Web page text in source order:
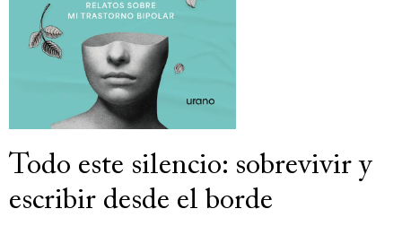
Todo este silencio: sobrevivir y
escribir desde el borde